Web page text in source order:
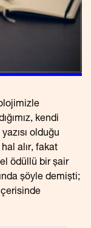
kendi
olduğu
alır, fakat
ödüllü bir şair
şöyle demişti;